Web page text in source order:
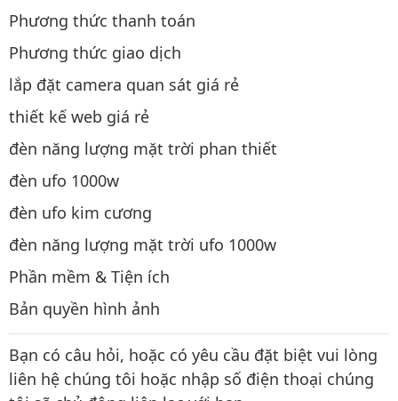
Phương thức thanh toán
Phương thức giao dịch
lắp đặt camera quan sát giá rẻ
thiết kế web giá rẻ
đèn năng lượng mặt trời phan thiết
đèn ufo 1000w
đèn ufo kim cương
đèn năng lượng mặt trời ufo 1000w
Phần mềm & Tiện ích
Bản quyền hình ảnh
Bạn có câu hỏi, hoặc có yêu cầu đặt biệt vui lòng
liên hệ chúng tôi hoặc nhập số điện thoại chúng